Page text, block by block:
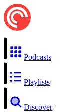
Podcasts
Playlists
Discover